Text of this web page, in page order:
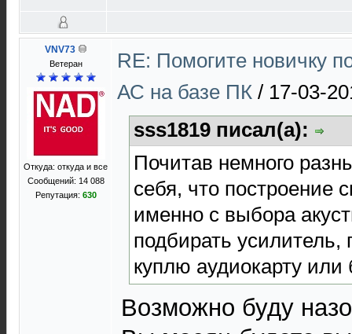
VNV73
Ветеран
Откуда: откуда и все
Сообщений: 14 088
Репутация: 630
RE: Помогите новичку
АС на базе ПК / 17-03-
sss1819 писал(а):
Почитав немного
себя, что построение
именно с выбора
подбирать
куплю аудиокарту
Возможно буду